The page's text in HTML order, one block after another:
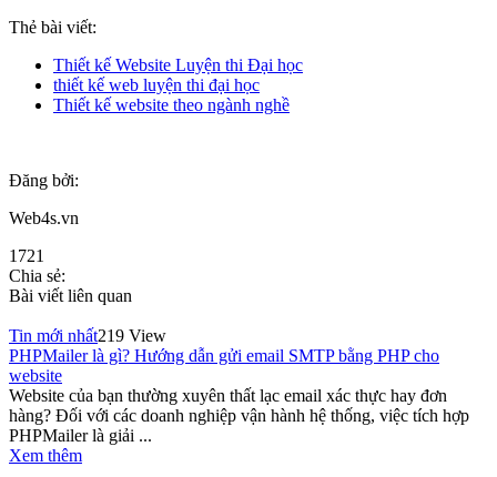
Thẻ bài viết:
Thiết kế Website Luyện thi Đại học
thiết kế web luyện thi đại học
Thiết kế website theo ngành nghề
Đăng bởi:
Web4s.vn
1721
Chia sẻ:
Bài viết liên quan
Tin mới nhất219 View
PHPMailer là gì? Hướng dẫn gửi email SMTP bằng PHP cho
website
Website của bạn thường xuyên thất lạc email xác thực hay đơn
hàng? Đối với các doanh nghiệp vận hành hệ thống, việc tích hợp
PHPMailer là giải ...
Xem thêm